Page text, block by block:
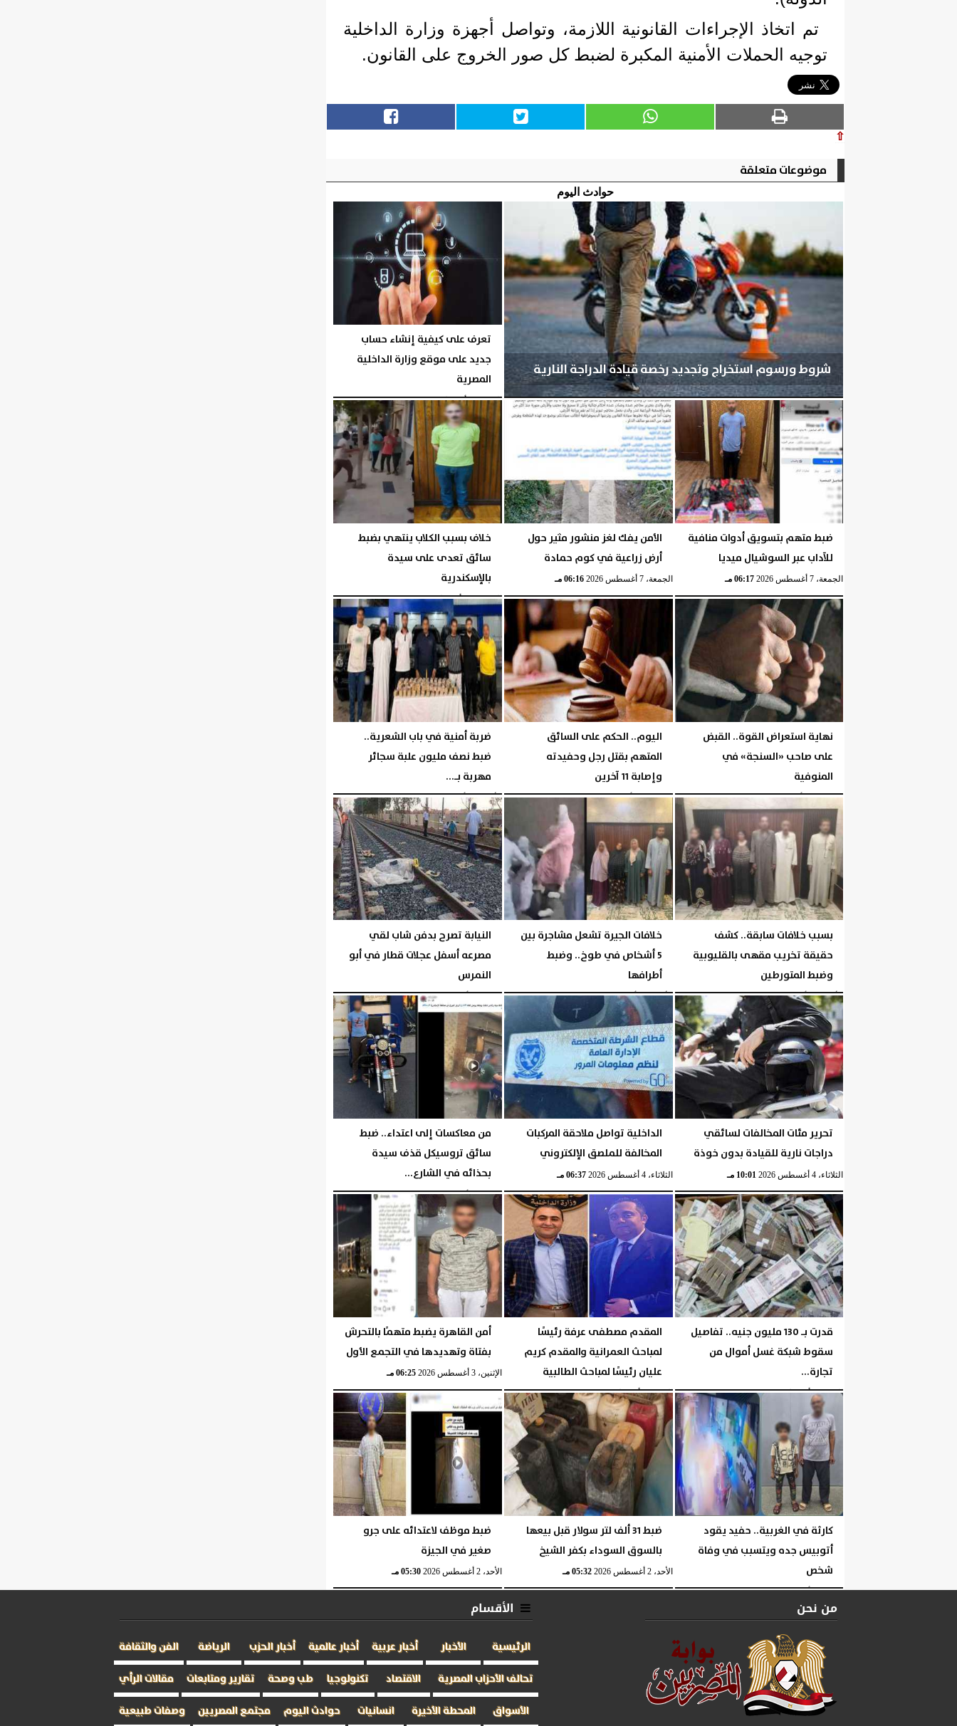
تم اتخاذ الإجراءات القانونية اللازمة، وتواصل أجهزة وزارة الداخلية
توجيه الحملات الأمنية المكبرة لضبط كل صور الخروج على القانون.
⇧
موضوعات متعلقة
حوادث اليوم
شروط ورسوم استخراج وتجديد رخصة قيادة الدراجة النارية
الجمعة، 7 أغسطس 2026 06:24 مـ
تعرف على كيفية إنشاء حساب
جديد على موقع وزارة الداخلية
المصرية
الجمعة، 7 أغسطس 2026 06:19 مـ
ضبط متهم بتسويق أدوات منافية
للآداب عبر السوشيال ميديا
الجمعة، 7 أغسطس 2026 06:17 مـ
الأمن يفك لغز منشور مثير حول
أرض زراعية في كوم حمادة
الجمعة، 7 أغسطس 2026 06:16 مـ
خلاف بسبب الكلاب ينتهي بضبط
سائق تعدى على سيدة
بالإسكندرية
الخميس، 6 أغسطس 2026 06:06 مـ
نهاية استعراض القوة.. القبض
على صاحب «السنجة» في
المنوفية
الخميس، 6 أغسطس 2026 06:05 مـ
اليوم.. الحكم على السائق
المتهم بقتل رجل وحفيدته
وإصابة 11 آخرين
الخميس، 6 أغسطس 2026 06:05 مـ
ضربة أمنية في باب الشعرية..
ضبط نصف مليون علبة سجائر
مهربة بـ...
الأربعاء، 5 أغسطس 2026 04:44 مـ
بسبب خلافات سابقة.. كشف
حقيقة تخريب مقهى بالقليوبية
وضبط المتورطين
الأربعاء، 5 أغسطس 2026 04:43 مـ
خلافات الجيرة تشعل مشاجرة بين
5 أشخاص في طوخ.. وضبط
أطرافها
الأربعاء، 5 أغسطس 2026 04:42 مـ
النيابة تصرح بدفن شاب لقي
مصرعه أسفل عجلات قطار في أبو
النمرس
الثلاثاء، 4 أغسطس 2026 10:01 مـ
تحرير مئات المخالفات لسائقي
دراجات نارية للقيادة بدون خوذة
الثلاثاء، 4 أغسطس 2026 10:01 مـ
الداخلية تواصل ملاحقة المركبات
المخالفة للملصق الإلكتروني
الثلاثاء، 4 أغسطس 2026 06:37 مـ
من معاكسات إلى اعتداء.. ضبط
سائق تروسيكل قذف سيدة
بحذائه في الشارع...
الثلاثاء، 4 أغسطس 2026 06:36 مـ
قدرت بـ 130 مليون جنيه.. تفاصيل
سقوط شبكة غسل أموال من
تجارة...
الإثنين، 3 أغسطس 2026 06:39 مـ
المقدم مصطفى عرفة رئيسًا
لمباحث العمرانية والمقدم كريم
عليان رئيسًا لمباحث الطالبية
الإثنين، 3 أغسطس 2026 06:27 مـ
أمن القاهرة يضبط متهمًا بالتحرش
بفتاة وتهديدها في التجمع الأول
الإثنين، 3 أغسطس 2026 06:25 مـ
كارثة في الغربية.. حفيد يقود
أتوبيس جده ويتسبب في وفاة
شخص
الإثنين، 3 أغسطس 2026 06:24 مـ
ضبط 31 ألف لتر سولار قبل بيعها
بالسوق السوداء بكفر الشيخ
الأحد، 2 أغسطس 2026 05:32 مـ
ضبط موظف لاعتدائه على جرو
صغير في الجيزة
الأحد، 2 أغسطس 2026 05:30 مـ
من نحن الأقسام
الرئيسية الأخبار أخبار عربية أخبار عالمية أخبار الحزب الرياضة
الفن والثقافة
تحالف الأحزاب المصرية
الاقتصاد تكنولوجيا طب وصحة تقارير ومتابعات
مقالات الرأي
الأسواق
المحطة الأخيرة انسانيات حوادث اليوم مجتمع المصريين وصفات طبيعية